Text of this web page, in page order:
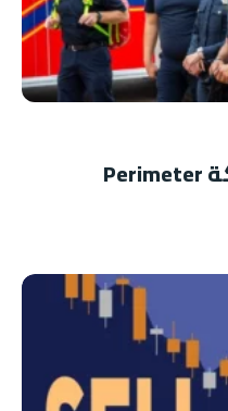
تراجع حاد في أسهم شركة Perimeter